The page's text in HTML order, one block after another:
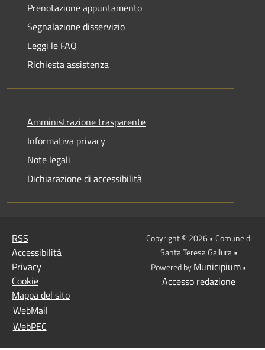
Prenotazione appuntamento
Segnalazione disservizio
Leggi le FAQ
Richiesta assistenza
Amministrazione trasparente
Informativa privacy
Note legali
Dichiarazione di accessibilità
RSS
Accessibilità
Privacy
Cookie
Mappa del sito
WebMail
WebPEC
Copyright © 2026 • Comune di
Santa Teresa Gallura •
Powered byMunicipium•
Accesso redazione